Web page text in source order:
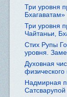
Три уровня
Бхагаватам»
Три уровня
Чайтаньи,
Стих Рупы
уровня.
Духовная
физического
Надмирная